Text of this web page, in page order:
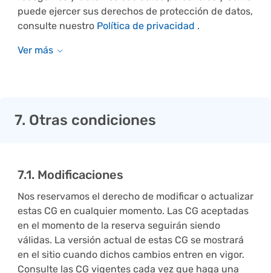
puede ejercer sus derechos de protección de datos,
consulte nuestro Política de privacidad .
7. Otras condiciones
7.1. Modificaciones
Nos reservamos el derecho de modificar o actualizar
estas CG en cualquier momento. Las CG aceptadas
en el momento de la reserva seguirán siendo
válidas. La versión actual de estas CG se mostrará
en el sitio cuando dichos cambios entren en vigor.
Consulte las CG vigentes cada vez que haga una